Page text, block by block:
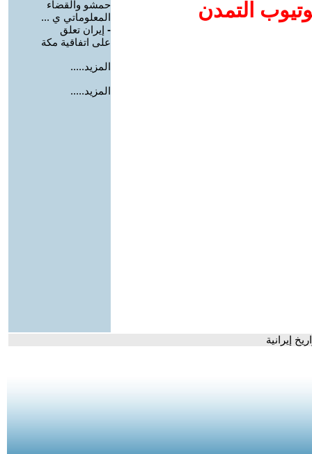
التمدن
حمشو والقضاء
المعلوماتي ي ...
- إيران تعلق
على اتفاقية مكة
المزيد.....
المزيد.....